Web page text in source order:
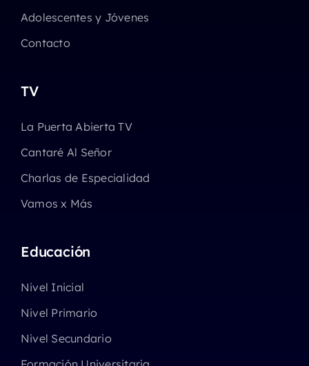
Adolescentes y Jóvenes
Contacto
TV
La Puerta Abierta TV
Cantaré Al Señor
Charlas de Especialidad
Vamos x Más
Educación
Nivel Inicial
Nivel Primario
Nivel Secundario